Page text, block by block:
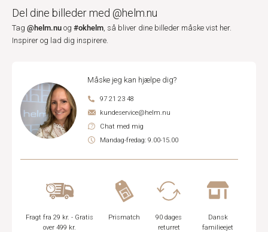
Del dine billeder med @helm.nu
Tag @helm.nu og #okhelm, så bliver dine billeder måske vist her.
Inspirer og lad dig inspirere.
Måske jeg kan hjælpe dig?
97 21 23 48
kundeservice@helm.nu
Chat med mig
Mandag-fredag: 9.00-15.00
Fragt fra 29 kr. - Gratis
over 499 kr.
Prismatch
90 dages
returret
Dansk
familieejet